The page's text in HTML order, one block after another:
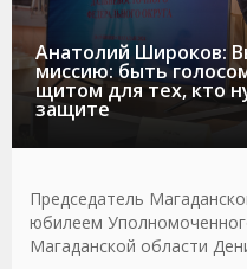
Анатолий Широков:
миссию: быть
щитом для тех, кто
защите
Председатель
юбилеем
Магаданской области